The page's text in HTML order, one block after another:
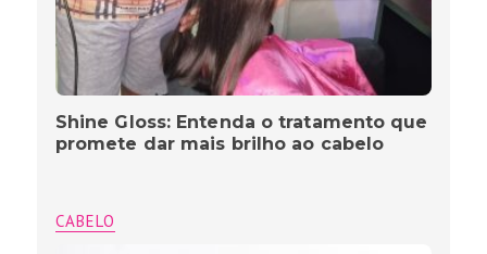
Shine Gloss: Entenda o tratamento que
promete dar mais brilho ao cabelo
CABELO